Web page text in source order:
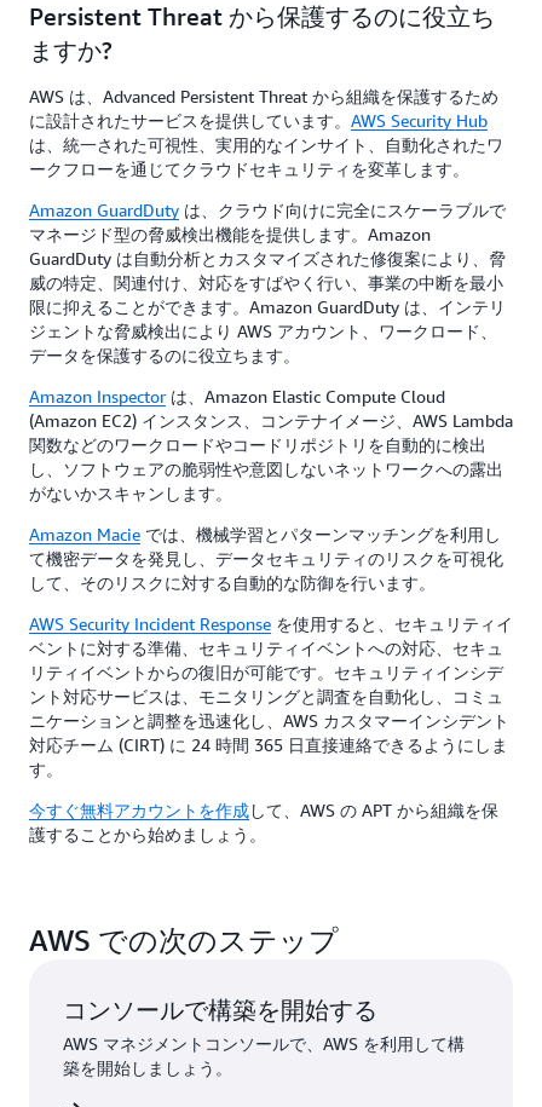
Persistent Threat から保護するのに役立ち
ますか?
AWS は、Advanced Persistent Threat から組織を保護するため
に設計されたサービスを提供しています。 AWS Security Hub
は、統一された可視性、実用的なインサイト、自動化されたワ
ークフローを通じてクラウドセキュリティを変革します。
Amazon GuardDuty は、クラウド向けに完全にスケーラブルで
マネージド型の脅威検出機能を提供します。Amazon
GuardDuty は自動分析とカスタマイズされた修復案により、脅
威の特定、関連付け、対応をすばやく行い、事業の中断を最小
限に抑えることができます。Amazon GuardDuty は、インテリ
ジェントな脅威検出により AWS アカウント、ワークロード、
データを保護するのに役立ちます。
Amazon Inspector は、Amazon Elastic Compute Cloud
(Amazon EC2) インスタンス、コンテナイメージ、AWS Lambda
関数などのワークロードやコードリポジトリを自動的に検出
し、ソフトウェアの脆弱性や意図しないネットワークへの露出
がないかスキャンします。
Amazon Macie では、機械学習とパターンマッチングを利用し
て機密データを発見し、データセキュリティのリスクを可視化
して、そのリスクに対する自動的な防御を行います。
AWS Security Incident Response を使用すると、セキュリティイ
ベントに対する準備、セキュリティイベントへの対応、セキュ
リティイベントからの復旧が可能です。セキュリティインシデ
ント対応サービスは、モニタリングと調査を自動化し、コミュ
ニケーションと調整を迅速化し、AWS カスタマーインシデント
対応チーム (CIRT) に 24 時間 365 日直接連絡できるようにしま
す。
今すぐ無料アカウントを作成して、AWS の APT から組織を保
護することから始めましょう。
AWS での次のステップ
コンソールで構築を開始する
AWS マネジメントコンソールで、AWS を利用して構
築を開始しましょう。